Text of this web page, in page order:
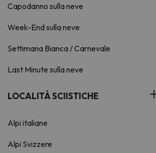
Capodanno sulla neve
Week-End sulla neve
Settimana Bianca / Carnevale
Last Minute sulla neve
LOCALITÀ SCIISTICHE
Alpi italiane
Alpi Svizzere